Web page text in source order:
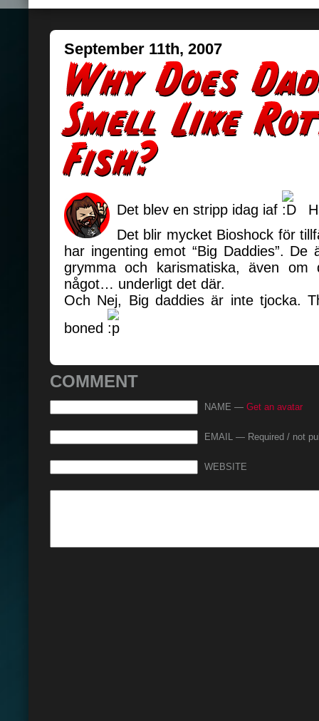
September 11th, 2007
Det blev en stripp idag iaf
Det blir mycket Bioshock för
har ingenting emot “Big Daddies”. De
grymma och karismatiska, även om
något… underligt det där.
Och Nej, Big daddies är inte tjocka.
boned
COMMENT
NAME — Get an avatar
EMAIL — Required / not
WEBSITE